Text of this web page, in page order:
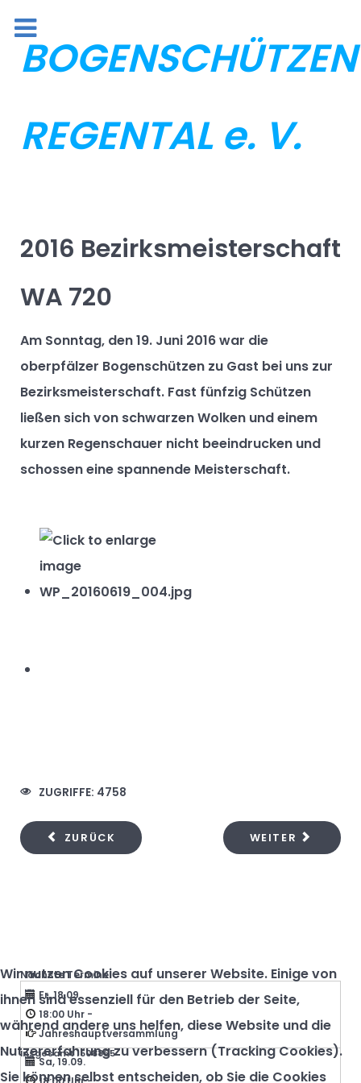
BOGENSCHÜTZEN
REGENTAL e. V.
2016 Bezirksmeisterschaft
WA 720
Am Sonntag, den 19. Juni 2016 war die
oberpfälzer Bogenschützen zu Gast bei uns zur
Bezirksmeisterschaft. Fast fünfzig Schützen
ließen sich von schwarzen Wolken und einem
kurzen Regenschauer nicht beeindrucken und
schossen eine spannende Meisterschaft.
ZUGRIFFE: 4758
ZURÜCK WEITER
Nächste Termine
Fr, 18.09.
18:00 Uhr -
Jahreshauptversammlung
Sa, 19.09.
Insgesamt1508865
Wir nutzen Cookies auf unserer Website. Einige von
ihnen sind essenziell für den Betrieb der Seite,
während andere uns helfen, diese Website und die
Nutzererfahrung zu verbessern (Tracking Cookies).
Sie können selbst entscheiden, ob Sie die Cookies